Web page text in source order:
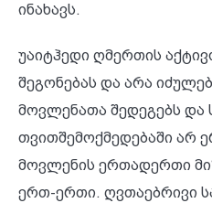
ინახავს.
უაიტჰედი ღმერთის
შეგონებას და არა
მოვლენათა შედეგებს და
თვითშემოქმედებაში არ
მოვლენის ერთადერთი
ერთ-ერთი. ღვთაებრივი